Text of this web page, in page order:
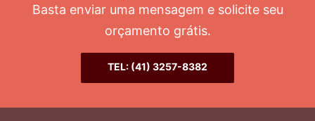
Basta enviar uma mensagem e solicite seu
orçamento grátis.
TEL: (41) 3257-8382